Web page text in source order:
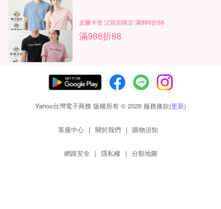
皮爾卡登 父親節限定 滿988折88
滿988折88
Yahoo台灣電子商務 版權所有 © 2026 服務條款(更新)
客服中心 | 關於我們 | 購物須知
網路安全 | 隱私權 | 分類地圖